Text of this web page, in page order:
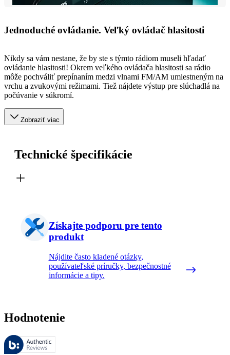
Jednoduché ovládanie. Veľký ovládač hlasitosti
Nikdy sa vám nestane, že by ste s týmto rádiom museli hľadať
ovládanie hlasitosti! Okrem veľkého ovládača hlasitosti sa rádio
môže pochváliť prepínaním medzi vlnami FM/AM umiestneným na
vrchu a zvukovými režimami. Tiež nájdete výstup pre slúchadlá na
počúvanie v súkromí.
Zobraziť viac
Technické špecifikácie
Získajte podporu pre tento
produkt
Nájdite často kladené otázky,
používateľské príručky, bezpečnostné
informácie a tipy.
Hodnotenie
Tieto recenzie spravuje Bazaarvoice a sú v súlade so Zásadami